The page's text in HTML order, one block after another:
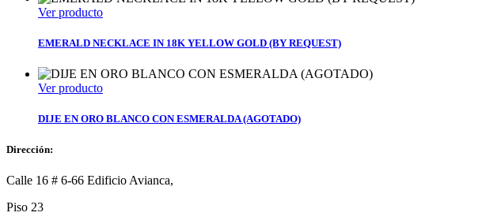
Ver producto
EMERALD NECKLACE IN 18K YELLOW GOLD (BY REQUEST)
Ver producto
DIJE EN ORO BLANCO CON ESMERALDA (AGOTADO)
Dirección:
Calle 16 # 6-66 Edificio Avianca,
Piso 23